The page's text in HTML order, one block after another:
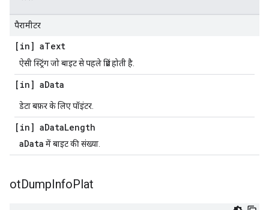
पैरामीटर
[in] aText
ऐसी स्ट्रिंग जो बाइट से पहले प्रिंट होती है.
[in] aData
डेटा बफ़र के लिए पॉइंटर.
[in] aDataLength
aData में बाइट की संख्या.
otDumpInfoPlat